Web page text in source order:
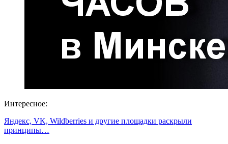
Интересное:
Яндекс, VK, Wildberries и другие площадки раскрыли
принципы…